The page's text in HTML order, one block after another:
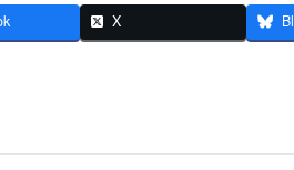
X